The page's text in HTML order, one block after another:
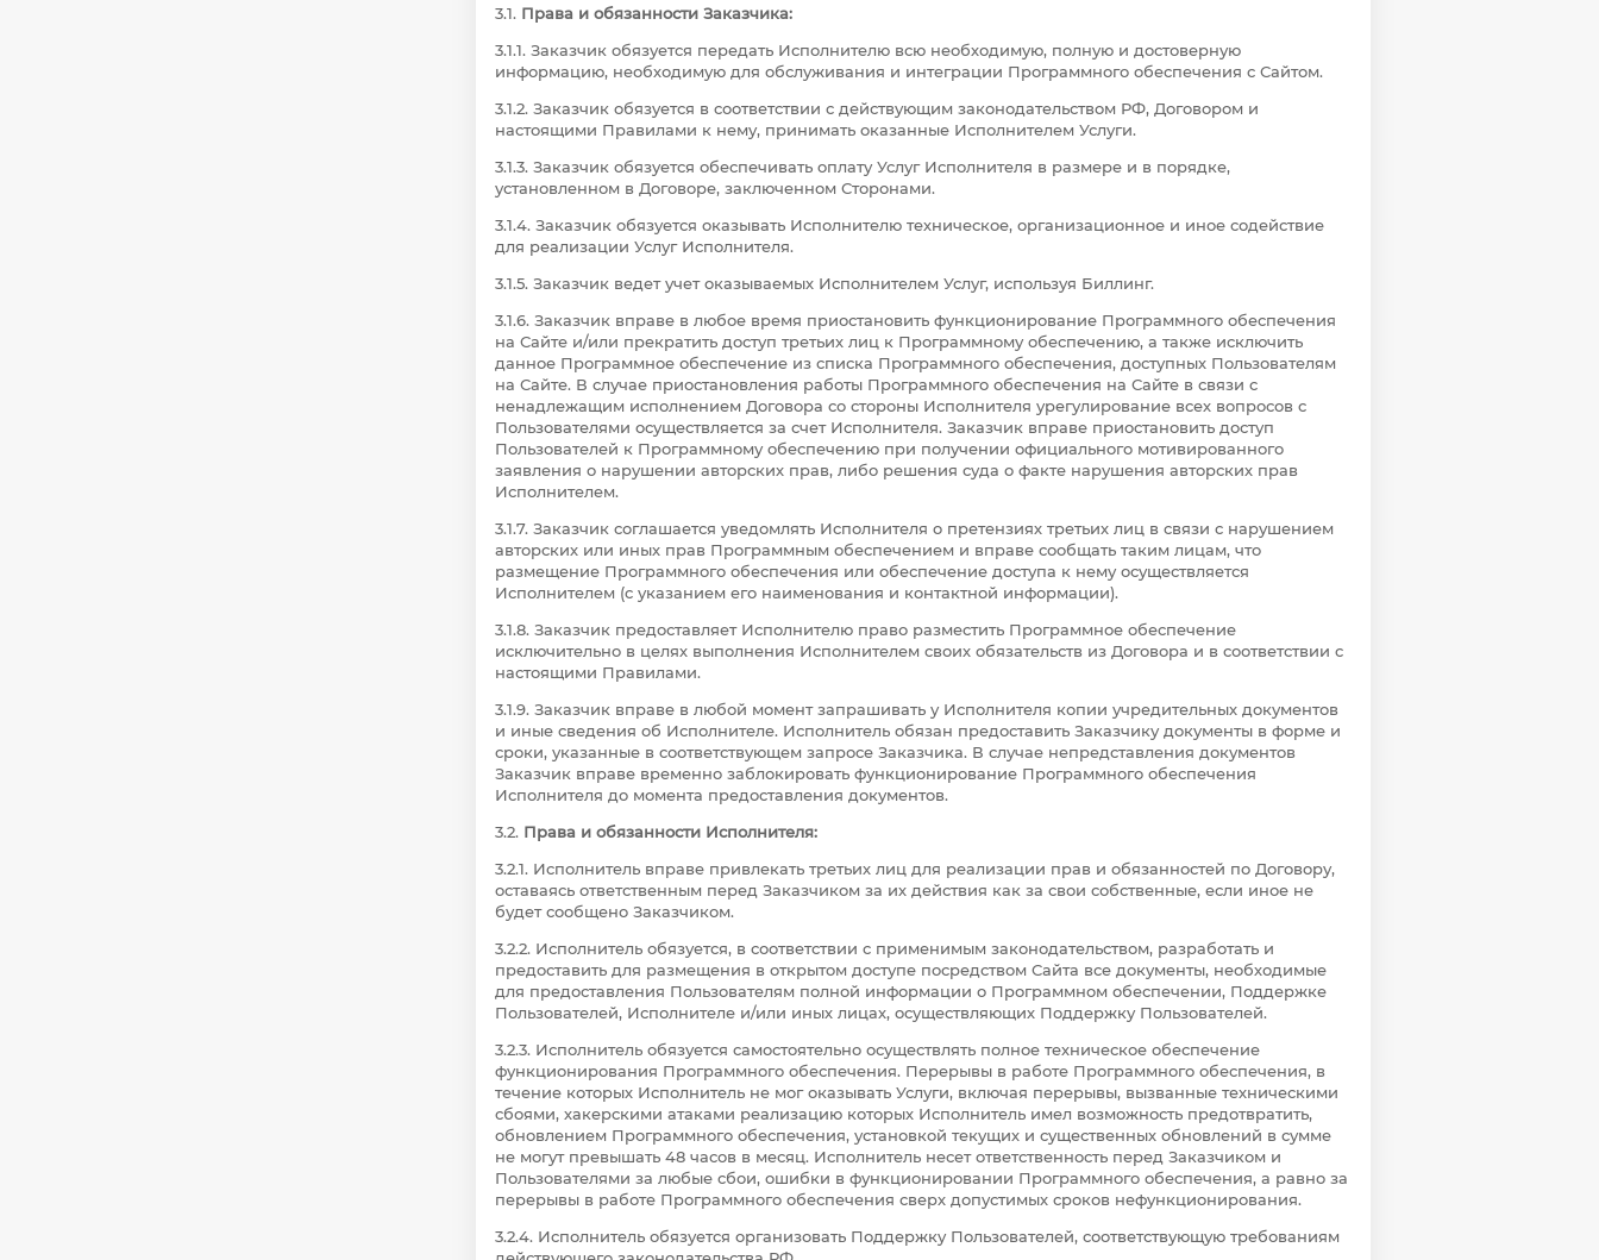
3.1. Права и обязанности Заказчика:
3.1.1. Заказчик обязуется передать Исполнителю всю необходимую, полную и достоверную
информацию, необходимую для обслуживания и интеграции Программного обеспечения с Сайтом.
3.1.2. Заказчик обязуется в соответствии с действующим законодательством РФ, Договором и
настоящими Правилами к нему, принимать оказанные Исполнителем Услуги.
3.1.3. Заказчик обязуется обеспечивать оплату Услуг Исполнителя в размере и в порядке,
установленном в Договоре, заключенном Сторонами.
3.1.4. Заказчик обязуется оказывать Исполнителю техническое, организационное и иное содействие
для реализации Услуг Исполнителя.
3.1.5. Заказчик ведет учет оказываемых Исполнителем Услуг, используя Биллинг.
3.1.6. Заказчик вправе в любое время приостановить функционирование Программного обеспечения
на Сайте и/или прекратить доступ третьих лиц к Программному обеспечению, а также исключить
данное Программное обеспечение из списка Программного обеспечения, доступных Пользователям
на Сайте. В случае приостановления работы Программного обеспечения на Сайте в связи с
ненадлежащим исполнением Договора со стороны Исполнителя урегулирование всех вопросов с
Пользователями осуществляется за счет Исполнителя. Заказчик вправе приостановить доступ
Пользователей к Программному обеспечению при получении официального мотивированного
заявления о нарушении авторских прав, либо решения суда о факте нарушения авторских прав
Исполнителем.
3.1.7. Заказчик соглашается уведомлять Исполнителя о претензиях третьих лиц в связи с нарушением
авторских или иных прав Программным обеспечением и вправе сообщать таким лицам, что
размещение Программного обеспечения или обеспечение доступа к нему осуществляется
Исполнителем (с указанием его наименования и контактной информации).
3.1.8. Заказчик предоставляет Исполнителю право разместить Программное обеспечение
исключительно в целях выполнения Исполнителем своих обязательств из Договора и в соответствии с
настоящими Правилами.
3.1.9. Заказчик вправе в любой момент запрашивать у Исполнителя копии учредительных документов
и иные сведения об Исполнителе. Исполнитель обязан предоставить Заказчику документы в форме и
сроки, указанные в соответствующем запросе Заказчика. В случае непредставления документов
Заказчик вправе временно заблокировать функционирование Программного обеспечения
Исполнителя до момента предоставления документов.
3.2. Права и обязанности Исполнителя:
3.2.1. Исполнитель вправе привлекать третьих лиц для реализации прав и обязанностей по Договору,
оставаясь ответственным перед Заказчиком за их действия как за свои собственные, если иное не
будет сообщено Заказчиком.
3.2.2. Исполнитель обязуется, в соответствии с применимым законодательством, разработать и
предоставить для размещения в открытом доступе посредством Сайта все документы, необходимые
для предоставления Пользователям полной информации о Программном обеспечении, Поддержке
Пользователей, Исполнителе и/или иных лицах, осуществляющих Поддержку Пользователей.
3.2.3. Исполнитель обязуется самостоятельно осуществлять полное техническое обеспечение
функционирования Программного обеспечения. Перерывы в работе Программного обеспечения, в
течение которых Исполнитель не мог оказывать Услуги, включая перерывы, вызванные техническими
сбоями, хакерскими атаками реализацию которых Исполнитель имел возможность предотвратить,
обновлением Программного обеспечения, установкой текущих и существенных обновлений в сумме
не могут превышать 48 часов в месяц. Исполнитель несет ответственность перед Заказчиком и
Пользователями за любые сбои, ошибки в функционировании Программного обеспечения, а равно за
перерывы в работе Программного обеспечения сверх допустимых сроков нефункционирования.
3.2.4. Исполнитель обязуется организовать Поддержку Пользователей, соответствующую требованиям